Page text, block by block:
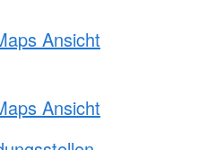
Ansicht
Ansicht